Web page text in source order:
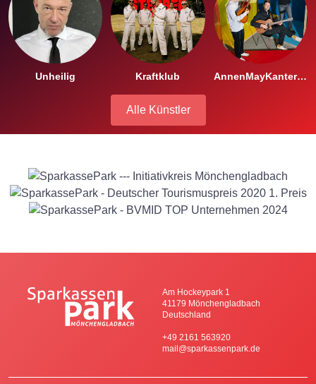
Unheilig Kraftklub AnnenMayKantereit
Alle Künstler
Am Hockeypark 1
41179 Mönchengladbach
Deutschland
+49 2161 563920
mail@sparkassenpark.de